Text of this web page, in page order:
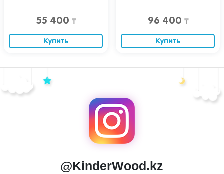
55 400 ₸
Купить
96 400 ₸
Купить
@KinderWood.kz